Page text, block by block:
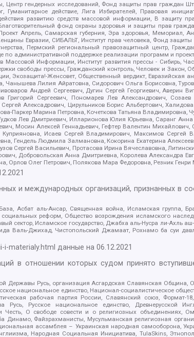
гендерных исследований, Фонд защиты прав граждан
действие, Лига Избирателей, Правовая
развитию средств массовой информации, В защиту
фонд охраны здоровья и защиты прав
Апрель, Самарская губерния, Эра здоровья, Мемориал,
Евразии, СИБАЛЬТ, Институт прав человека, Фонд защиты
Пермский региональный правозащитный центр,
поддержке реализации программ и
Информации, Институт развития прессы - Сибирь,
свободы прессы, Гражданский контроль, Человек и
Экозащита!-Женсовет, Общественный вердикт, Евразийская
Лилия Айратовна, Сидорович Ольга Борисовна,
Андрей Сергеевич, Дугин Сергей Георгиевич, Аверин
Сергеевич, Пономарев Лев Александрович,
Алексадрович, Цирульников Борис Альбертович,
Паркер Марина Петровна, Кочеткова Татьяна Владимировна,
Лев Дмитриевич, Илларионова Юлия Юрьевна, Саранг
Мосин Алексей Геннадьевич, Гефтер Валентин
Исаев Сергей Владимирович, Максимов Сергей
Гендель Людмила Залмановна, Кокорина Екатерина
Сергей Васильевич, Протасова Ирина Вячеславовна,
Добровольская Анна Дмитриевна, Королева Александра
Орлов Олег Петрович, Полякова Мара Федоровна, Резник
и международных организаций, признанных в
Асбат аль-Ансар, Священная война, Исламская группа,
социальных реформ, Общество возрождения исламского
сектор, Исламское государство, Джабха аль-Нусра ли-
Валь-Джихад, Чистопольский Джамаат, Рохнамо ба суи
i-materialy.html данные на06.12.2021
в отношении которых судом принято
Державы Русь, организация Асгардская Славянская
национальное единство, Национал-социалистическое
рабочая партия России, Славянский союз,
Русское национальное единство, Древнерусской
О свободе совести и о религиозных объединениях,
Динамо, Файзрахманисты, Мусульманская религиозная
ассамблея – Украинская народная самооборона,
Народная Социальная Инициатива, TulaSkins,